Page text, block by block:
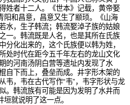
姓者十二人。《世本》记载，黄帝娶
阳和昌意，昌意又生了颛顼。《山海
水，生子韩流；韩流娶淖子族的姑娘
一。韩流既是人名，也是其所在氏族
分化出来的，这个氏族便以韩为姓，
处时代在距今五千年左右的龙山文化
的河南汤阴白营等遗址内发现了水
自下而上，叠垒而成。井字形木架的
韦，韦在古代写作“韦”，韦字形状与龙
。韩流族有可能是因为发明了水井而
垣就说明了这一点。